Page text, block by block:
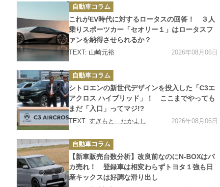
カ
テ
ゴ
リ
ー
自動車コラム
これがEV時代に対するロータスの回答！ ３人
乗りスポーツカー「セオリー１」はロータスフ
ァンを納得させられるか？
TEXT: 山崎元裕 2026年08月06日
カ
テ
ゴ
リ
ー
自動車コラム
シトロエンの新世代デザインを投入した「C3エ
アクロス ハイブリッド」！ ここまでやっても
まだ「入口」ってマジ!?
TEXT:すぎもと たかよし 2026年08月06日
カ
テ
ゴ
リ
ー
自動車コラム
【新車販売台数分析】改良前なのにN-BOXはバ
カ売れ！ 登録車は相変わらずトヨタ１強も日
産キックスは好調な滑り出し